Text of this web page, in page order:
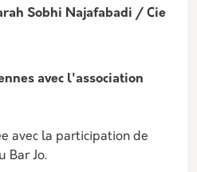
Sobhi Najafabadi / Cie
avec l'association
avec la participation de
Bar Jo.